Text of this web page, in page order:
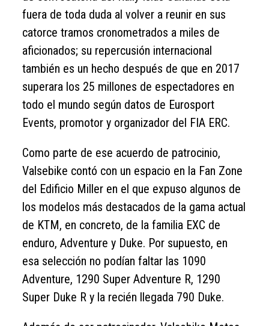
fuera de toda duda al volver a reunir en sus
catorce tramos cronometrados a miles de
aficionados; su repercusión internacional
también es un hecho después de que en 2017
superara los 25 millones de espectadores en
todo el mundo según datos de Eurosport
Events, promotor y organizador del FIA ERC.
Como parte de ese acuerdo de patrocinio,
Valsebike contó con un espacio en la Fan Zone
del Edificio Miller en el que expuso algunos de
los modelos más destacados de la gama actual
de KTM, en concreto, de la familia EXC de
enduro, Adventure y Duke. Por supuesto, en
esa selección no podían faltar las 1090
Adventure, 1290 Super Adventure R, 1290
Super Duke R y la recién llegada 790 Duke.